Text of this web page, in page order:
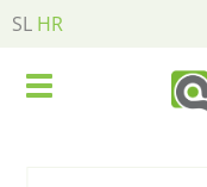
SL HR